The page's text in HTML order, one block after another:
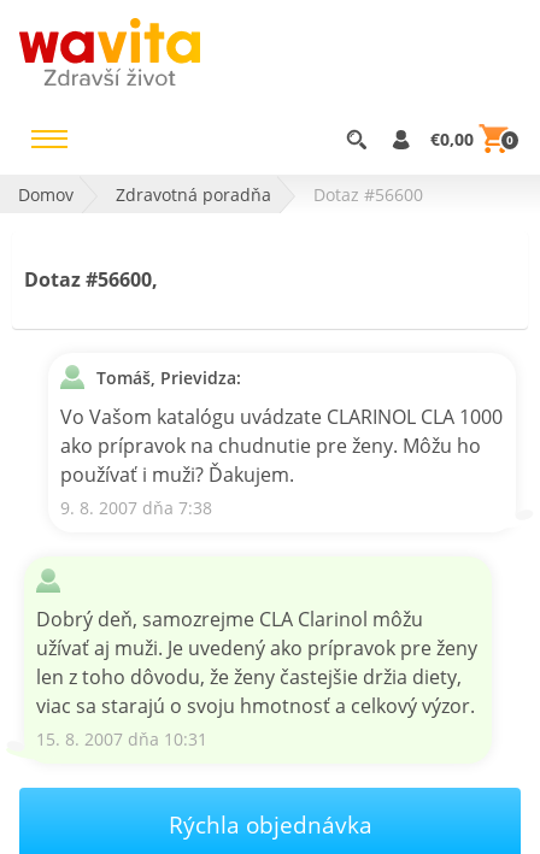
€0,00 0
Domov Zdravotná poradňa Dotaz #56600
Dotaz #56600,
Tomáš, Prievidza:
Vo Vašom katalógu uvádzate CLARINOL CLA 1000
ako prípravok na chudnutie pre ženy. Môžu ho
používať i muži? Ďakujem.
9. 8. 2007 dňa 7:38
Dobrý deň, samozrejme CLA Clarinol môžu
užívať aj muži. Je uvedený ako prípravok pre ženy
len z toho dôvodu, že ženy častejšie držia diety,
viac sa starajú o svoju hmotnosť a celkový výzor.
15. 8. 2007 dňa 10:31
Rýchla objednávka